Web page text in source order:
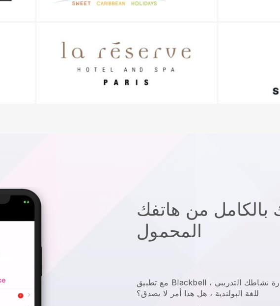
بالكامل من هاتفك
المحمول
Blackbell ، نشاطك التدريبي
للغة البولندية ، هل هذا أمر لا يصدق؟